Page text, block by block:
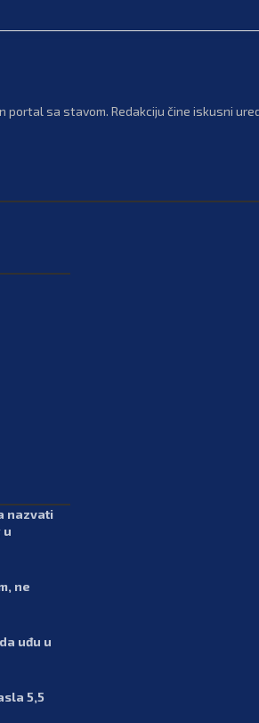
portal sa stavom. Redakciju čine iskusni
nazvati
u
ne
uđu u
5,5